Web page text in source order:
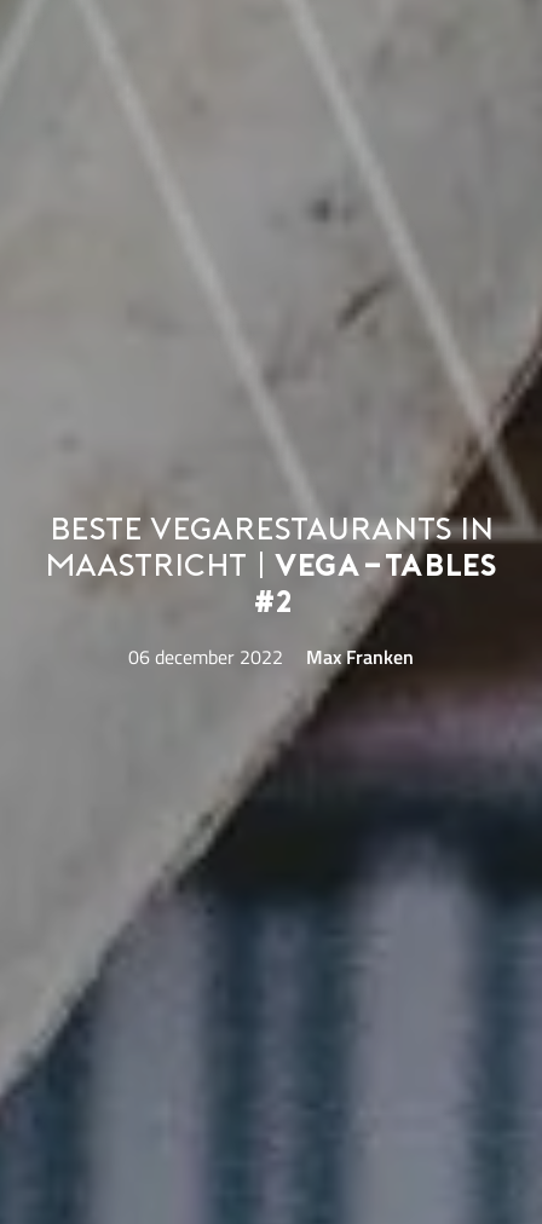
Beste vegarestaurants in
Maastricht | Vega-Tables
#2
06 december 2022 Max Franken